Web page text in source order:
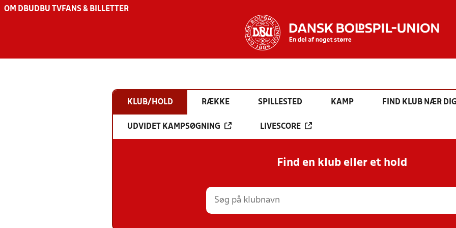
OM DBU DBU TV FANS & BILLETTER
KLUB/HOLD RÆKKE SPILLESTED KAMP FIND KLUB NÆR
UDVIDET KAMPSØGNING LIVESCORE
Find en klub eller et hold